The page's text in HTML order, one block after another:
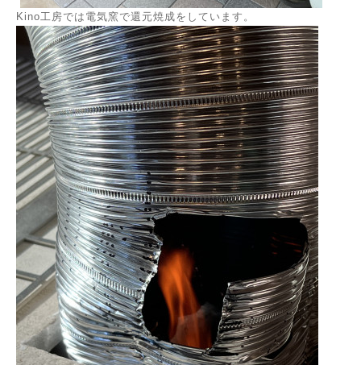
Kino工房では電気窯で還元焼成をしています。